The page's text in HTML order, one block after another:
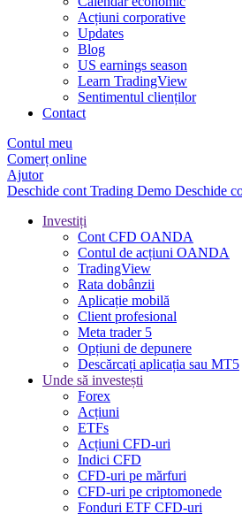
Acțiuni corporative
Updates
Blog
US earnings season
Learn TradingView
Sentimentul clienților
Contact
Contul meu
Comerț online
Ajutor
Deschide cont Trading Demo Deschide
Investiți
Cont CFD OANDA
Contul de acțiuni OANDA
TradingView
Rata dobânzii
Aplicație mobilă
Client profesional
Meta trader 5
Opțiuni de depunere
Descărcați aplicația sau MT5
Unde să investești
Forex
Acțiuni
ETFs
Acțiuni CFD-uri
Indici CFD
CFD-uri pe mărfuri
CFD-uri pe criptomonede
Fonduri ETF CFD-uri